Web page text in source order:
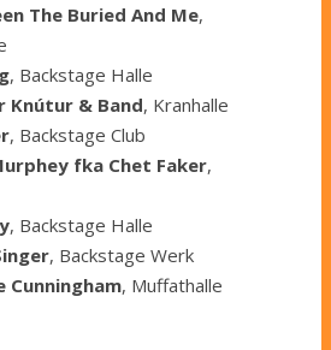
The Buried And Me,
, Backstage Halle
Knútur & Band, Kranhalle
, Backstage Club
fka Chet Faker,
, Backstage Halle
, Backstage Werk
Cunningham, Muffathalle